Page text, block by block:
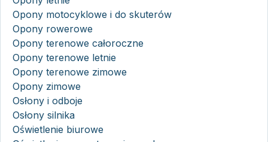
Opony motocyklowe i do skuterów
Opony rowerowe
Opony terenowe całoroczne
Opony terenowe letnie
Opony terenowe zimowe
Opony zimowe
Osłony i odboje
Osłony silnika
Oświetlenie biurowe